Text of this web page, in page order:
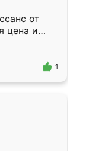
от
цена и
1